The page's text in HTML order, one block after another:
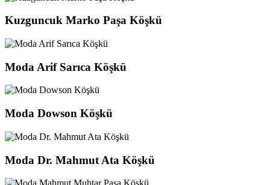
Kuzguncuk Marko Paşa Köşkü
Moda Arif Sarıca Köşkü
Moda Dowson Köşkü
Moda Dr. Mahmut Ata Köşkü